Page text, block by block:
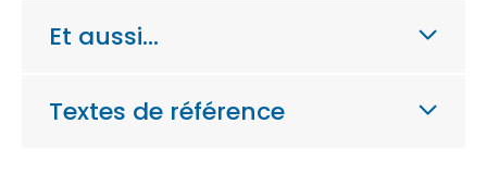
Et aussi…
Textes de référence